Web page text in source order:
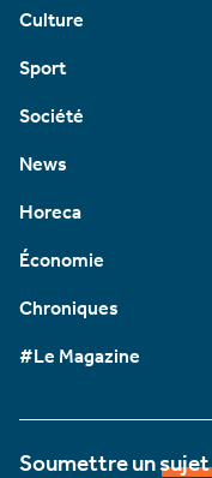
Culture
Sport
Société
News
Horeca
Économie
Chroniques
#Le Magazine
Soumettre un sujet